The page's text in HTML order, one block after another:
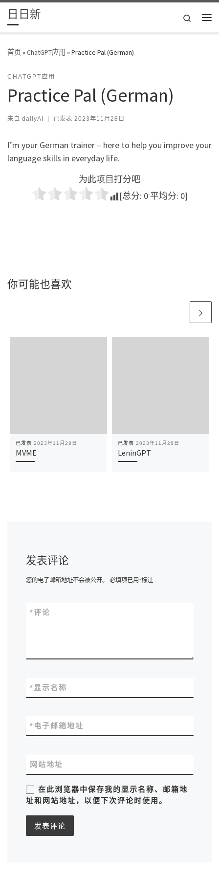
Skip to content
日日新
Search
首页»ChatGPT应用 »Practice Pal (German)
CHATGPT应用
Practice Pal (German)
来自 dailyAI | 已发表 2023年11月28日
I’m your German trainer – here to help you improve your
language skills in everyday life.
为此项目打分吧
[总分: 0 平均分: 0]
你可能也喜欢
已发表 2023年11月28日
MVME
已发表 2023年11月28日
LeninGPT
发表评论
您的电子邮箱地址不会被公开。 必填项已用*标注
评论
*
显示名称
*
电子邮箱地址
*
网站地址
在此浏览器中保存我的显示名称、邮箱地
址和网站地址，以便下次评论时使用。